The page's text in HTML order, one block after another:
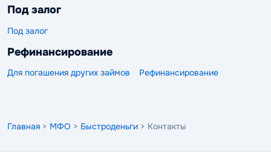
Под залог
Под залог
Рефинансирование
Для погашения других займов Рефинансирование
Главная > МФО > Быстроденьги > Контакты